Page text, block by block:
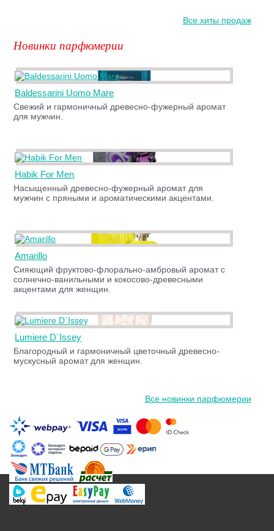
Все хиты продаж
Новинки парфюмерии
Baldessarini Uomo Mare
Свежий и гармоничный древесно-фужерный аромат
для мужчин.
Habik For Men
Насыщенный древесно-фужерный аромат для
мужчин с пряными и ароматическими акцентами.
Amarillo
Сияющий фруктово-флорально-амбровый аромат с
солнечно-ванильными и кокосово-древесными
акцентами для женщин.
Lumiere D`Issey
Благородный и гармоничный цветочный древесно-
мускусный аромат для женщин.
Все новинки парфюмерии